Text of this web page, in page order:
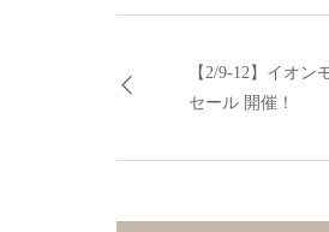
【2/9-12】イオ
セール 開催！